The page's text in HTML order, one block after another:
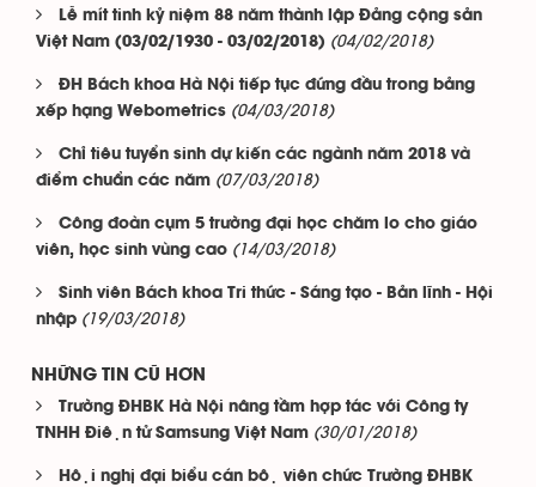
Lễ mít tinh kỷ niệm 88 năm thành lập Đảng cộng sản
Việt Nam (03/02/1930 - 03/02/2018) (04/02/2018)
ĐH Bách khoa Hà Nội tiếp tục đứng đầu trong bảng
xếp hạng Webometrics (04/03/2018)
Chỉ tiêu tuyển sinh dự kiến các ngành năm 2018 và
điểm chuẩn các năm (07/03/2018)
Công đoàn cụm 5 trường đại học chăm lo cho giáo
viên, học sinh vùng cao (14/03/2018)
Sinh viên Bách khoa Tri thức - Sáng tạo - Bản lĩnh - Hội
nhập (19/03/2018)
NHỮNG TIN CŨ HƠN
Trường ĐHBK Hà Nội nâng tầm hợp tác với Công ty
TNHH Điện tử Samsung Việt Nam (30/01/2018)
Hội nghị đại biểu cán bộ viên chức Trường ĐHBK